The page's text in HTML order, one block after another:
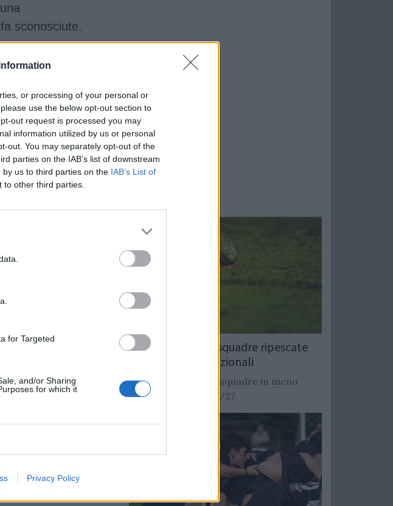
or processing of your personal or
use the below opt-out section to
out request is processed you may
information utilized by us or personal
out. You may separately opt-out of the
parties on the IAB’s list of downstream
us to third parties on the IAB’s List of
other third parties.
for Targeted
and/or Sharing
for which it
Privacy Policy
sconosciute.
Rugby: Record di squadre ripescate
nei campionati nazionali
Si stimano oltre 20 squadre in meno
dalla stagione 2026/27